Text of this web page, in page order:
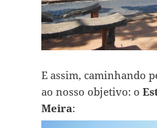
E assim, caminhando
ao nosso objetivo: o
Meira: